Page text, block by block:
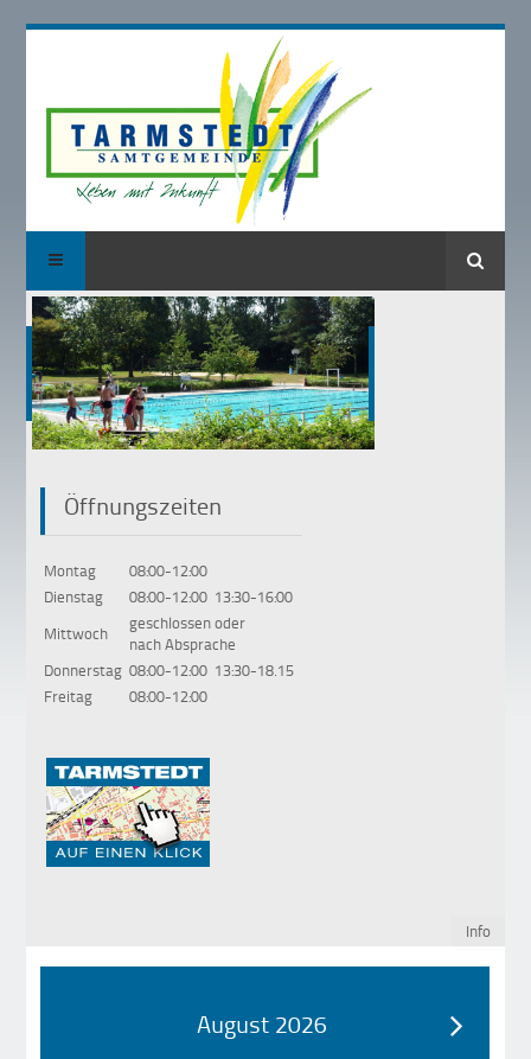
Suche
•••
Info
Öffnungszeiten
Montag
08:00-12:00
Dienstag
08:00-12:00 13:30-16:00
Mittwoch
geschlossen oder
nach Absprache
Donnerstag 08:00-12:00 13:30-18.15
Freitag
08:00-12:00
August 2026